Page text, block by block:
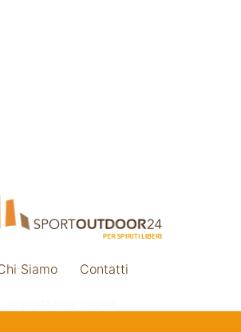
Siamo Contatti